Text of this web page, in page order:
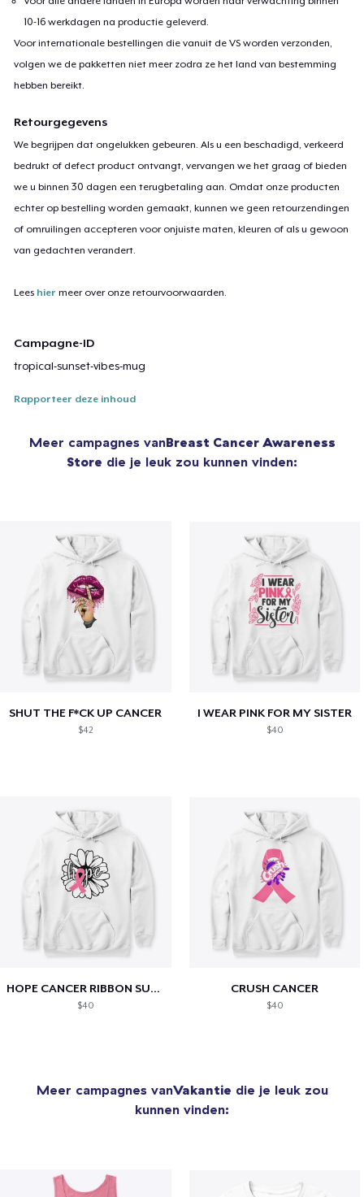
10-16 werkdagen na productie geleverd.
Voor internationale bestellingen die vanuit de VS worden verzonden,
volgen we de pakketten niet meer zodra ze het land van bestemming
hebben bereikt.
Retourgegevens
We begrijpen dat ongelukken gebeuren. Als u een beschadigd, verkeerd
bedrukt of defect product ontvangt, vervangen we het graag of bieden
we u binnen 30 dagen een terugbetaling aan. Omdat onze producten
echter op bestelling worden gemaakt, kunnen we geen retourzendingen
of omruilingen accepteren voor onjuiste maten, kleuren of als u gewoon
van gedachten verandert.
Lees hier meer over onze retourvoorwaarden.
Campagne-ID
tropical-sunset-vibes-mug
Rapporteer deze inhoud
Meer campagnes vanBreast Cancer Awareness
Store die je leuk zou kunnen vinden:
SHUT THE F*CK UP CANCER
$42
I WEAR PINK FOR MY SISTER
$40
HOPE CANCER RIBBON SUNFLOWER
$40
CRUSH CANCER
$40
Meer campagnes vanVakantie die je leuk zou
kunnen vinden: